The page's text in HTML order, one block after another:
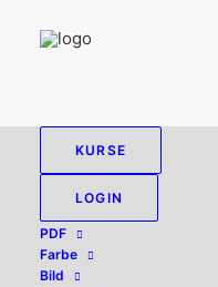
KURSE
LOGIN
PDF
Farbe
Bild